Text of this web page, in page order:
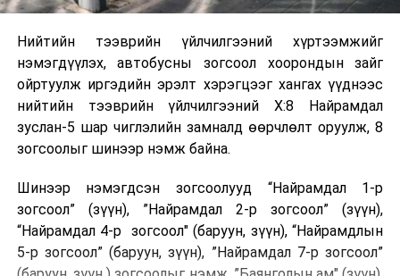
Нийтийн тээврийн үйлчилгээний хүртээмжийг
нэмэгдүүлэх, автобусны зогсоол хоорондын зайг
ойртуулж иргэдийн эрэлт хэрэгцээг хангах үүднээс
нийтийн тээврийн үйлчилгээний Х:8 Найрамдал
зуслан-5 шар чиглэлийн замналд өөрчлөлт оруулж, 8
зогсоолыг шинээр нэмж байна.
Шинээр нэмэгдсэн зогсоолууд “Найрамдал 1-р
зогсоол” (зүүн), ”Найрамдал 2-р зогсоол” (зүүн),
“Найрамдал 4-р зогсоол" (баруун, зүүн), “Найрамдлын
5-р зогсоол” (баруун, зүүн), ”Найрамдал 7-р зогсоол”